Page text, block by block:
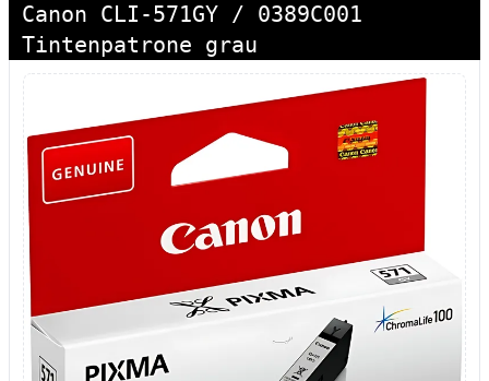
Canon CLI-571GY / 0389C001
Tintenpatrone grau